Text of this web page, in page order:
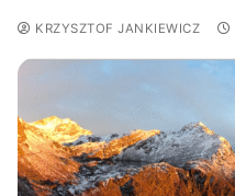
KRZYSZTOF JANKIEWICZ